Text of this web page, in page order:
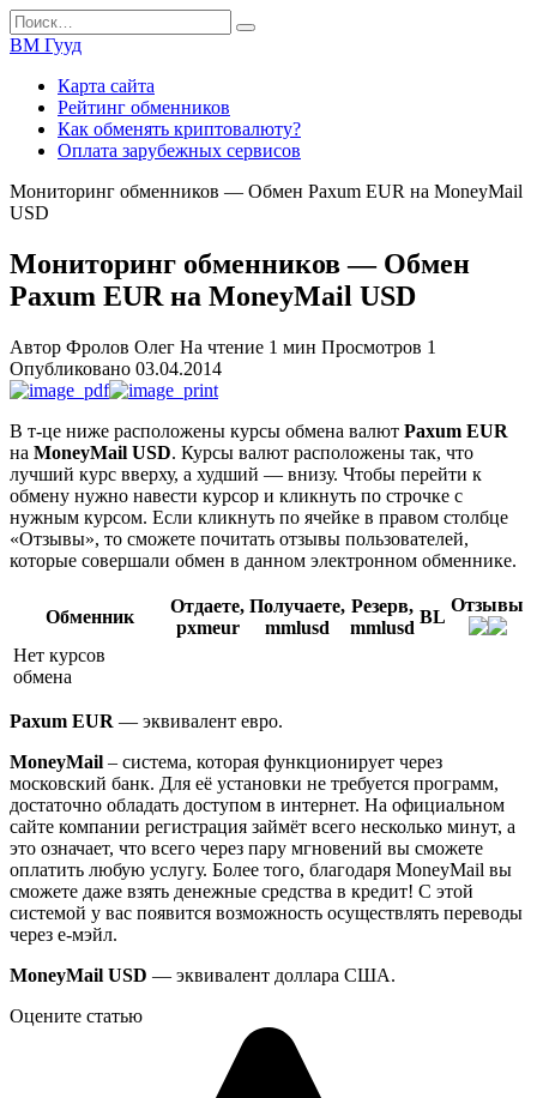
Перейти
к
содержанию
Search
for:
ВМ Гууд
Карта сайта
Рейтинг обменников
Как обменять криптовалюту?
Оплата зарубежных сервисов
Мониторинг обменников — Обмен Paxum EUR на MoneyMail
USD
Мониторинг обменников — Обмен
Paxum EUR на MoneyMail USD
Автор Фролов Олег На чтение 1 мин Просмотров 1
Опубликовано 03.04.2014
В т-це ниже расположены курсы обмена валют Paxum EUR
на MoneyMail USD. Курсы валют расположены так, что
лучший курс вверху, а худший — внизу. Чтобы перейти к
обмену нужно навести курсор и кликнуть по строчке с
нужным курсом. Если кликнуть по ячейке в правом столбце
«Отзывы», то сможете почитать отзывы пользователей,
которые совершали обмен в данном электронном обменнике.
Обменник
Отдаете,
pxmeur
Получаете,
mmlusd
Резерв,
mmlusd
BL
Отзывы
Нет курсов
обмена
Paxum EUR — эквивалент евро.
MoneyMail – система, которая функционирует через
московский банк. Для её установки не требуется программ,
достаточно обладать доступом в интернет. На официальном
сайте компании регистрация займёт всего несколько минут, а
это означает, что всего через пару мгновений вы сможете
оплатить любую услугу. Более того, благодаря MoneyMail вы
сможете даже взять денежные средства в кредит! С этой
системой у вас появится возможность осуществлять переводы
через е-мэйл.
MoneyMail USD — эквивалент доллара США.
Оцените статью